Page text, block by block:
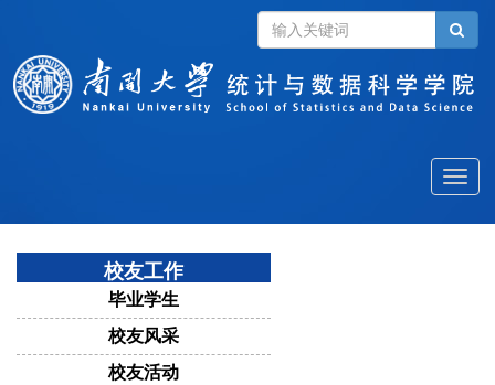
Toggle
校友工作
毕业学生
校友风采
校友活动